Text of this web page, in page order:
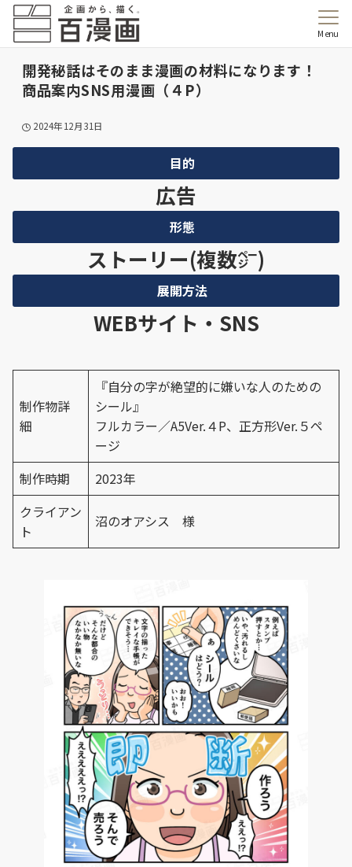
Menu
開発秘話はそのまま漫画の材料になります！
商品案内SNS用漫画（４P）
2024年12月31日
目的
広告
形態
ストーリー(複数㌻)
展開方法
WEBサイト・SNS
制作物詳
細
『自分の字が絶望的に嫌いな人のための
シール』
フルカラー／A5Ver.４P、正方形Ver.５ペ
ージ
制作時期
2023年
クライアン
ト
沼のオアシス 様